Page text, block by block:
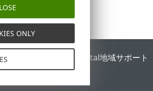
ーラム ESET Status Portal地域サポート
ONLY